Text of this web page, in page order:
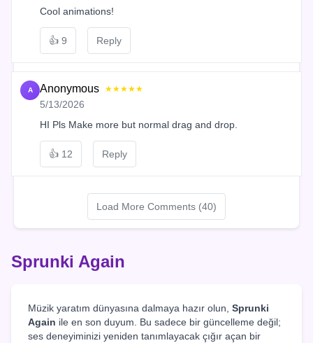
Cool animations!
👍 9 Reply
A Anonymous ★★★★★
5/13/2026
HI Pls Make more but normal drag and drop.
👍 12 Reply
Load More Comments (40)
Sprunki Again
Müzik yaratım dünyasına dalmaya hazır olun, Sprunki
Again ile en son duyum. Bu sadece bir güncelleme değil;
ses deneyiminizi yeniden tanımlayacak çığır açan bir